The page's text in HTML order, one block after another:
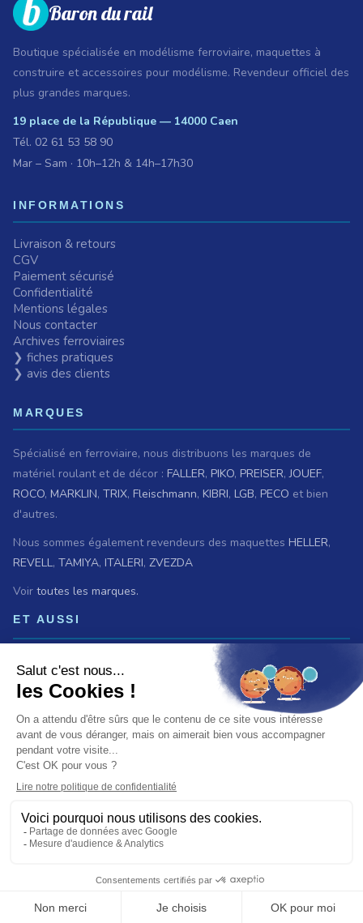
Baron du rail
Boutique spécialisée en modélisme ferroviaire, maquettes à
construire et accessoires pour modélisme. Revendeur officiel des
plus grandes marques.
19 place de la République — 14000 Caen
Tél. 02 61 53 58 90
Mar – Sam · 10h–12h & 14h–17h30
INFORMATIONS
Livraison & retours
CGV
Paiement sécurisé
Confidentialité
Mentions légales
Nous contacter
Archives ferroviaires
❯ fiches pratiques
❯ avis des clients
MARQUES
Spécialisé en ferroviaire, nous distribuons les marques de
matériel roulant et de décor : FALLER, PIKO, PREISER,JOUEF,
ROCO, MARKLIN, TRIX, Fleischmann, KIBRI, LGB, PECO et bien
d'autres.
Nous sommes également revendeurs des maquettes HELLER,
REVELL, TAMIYA, ITALERI, ZVEZDA
Voir toutes les marques.
ET AUSSI
Vous recherchez une ancienne référence ?
Consultez lesarchives ferroviaires
© 2026 Baron du rail — Tous droits réservés